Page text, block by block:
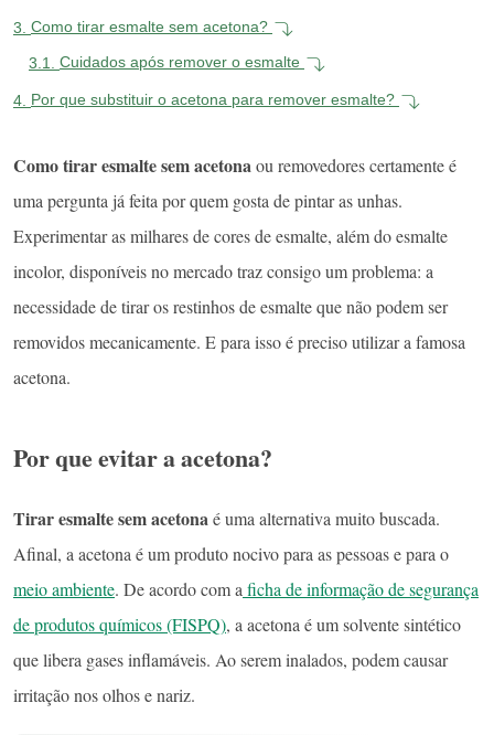
3. Como tirar esmalte sem acetona?
3.1.
Cuidados após remover o esmalte
4. Por que substituir o acetona para remover esmalte?
Como tirar esmalte sem acetonaou removedores certamente é
uma pergunta já feita por quem gosta de pintar as unhas.
Experimentar as milhares de cores de esmalte, além do esmalte
incolor, disponíveis no mercado traz consigo um problema: a
necessidade de tirar os restinhos de esmalte que não podem ser
removidos mecanicamente. E para isso é preciso utilizar a famosa
acetona.
Por que evitar a acetona?
Tirar esmalte sem acetonaé uma alternativa muito buscada.
Afinal, a acetona é um produto nocivo para as pessoas e para o
meio ambiente. De acordo com a ficha de informação de segurança
de produtos químicos (FISPQ), a acetona é um solvente sintético
que libera gases inflamáveis. Ao serem inalados, podem causar
irritação nos olhos e nariz.